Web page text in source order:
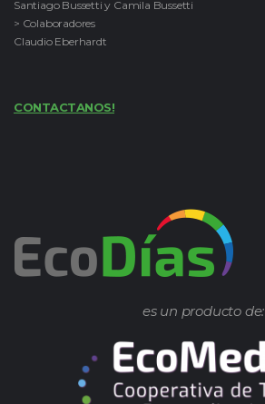
Santiago Bussetti y Camila Bussetti
> Colaboradores
Claudio Eberhardt
CONTACTANOS!
es un producto de: